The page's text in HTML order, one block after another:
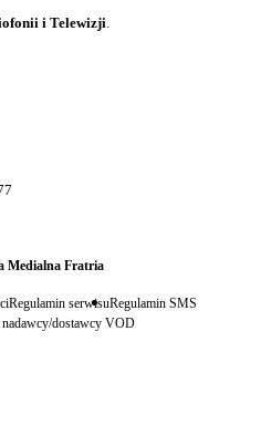
i Telewizji
Medialna Fratria
Regulamin serwisuRegulamin SMS
dostawcy VOD